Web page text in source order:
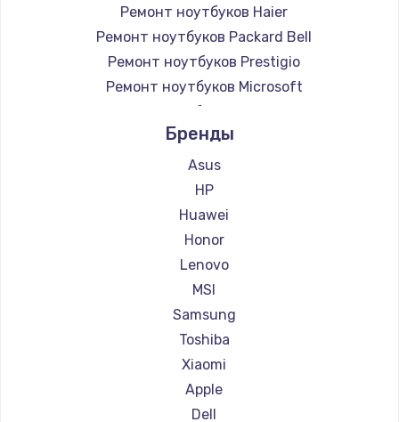
Ремонт ноутбуков Haier
Ремонт ноутбуков Packard Bell
Ремонт ноутбуков Prestigio
Ремонт ноутбуков Microsoft
Ремонт ноутбуков Alienware
Ремонт ноутбуков Aquarius
Ремонт ноутбуков Gigabyte
Ремонт ноутбуков Aorus
Ремонт ноутбуков Maibenben
Ремонт ноутбуков Getac
Ремонт ноутбуков Epson
Ремонт ноутбуков Philips
Ремонт ноутбуков LG
Ремонт ноутбуков Panasonic
Ремонт ноутбуков Irbis
Ремонт ноутбуков Thunderobot
Ремонт ноутбуков Hasee
Бренды
Asus
HP
Huawei
Honor
Lenovo
MSI
Samsung
Toshiba
Xiaomi
Apple
Dell